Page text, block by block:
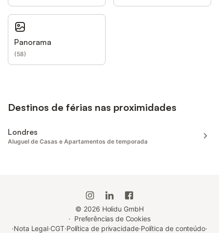
Panorama
(58)
Destinos de férias nas proximidades
Londres
Aluguel de Casas e Apartamentos de temporada
© 2026 Holidu GmbH
· Preferências de Cookies
·Nota Legal·CGT·Política de privacidade·Política de conteúdo·